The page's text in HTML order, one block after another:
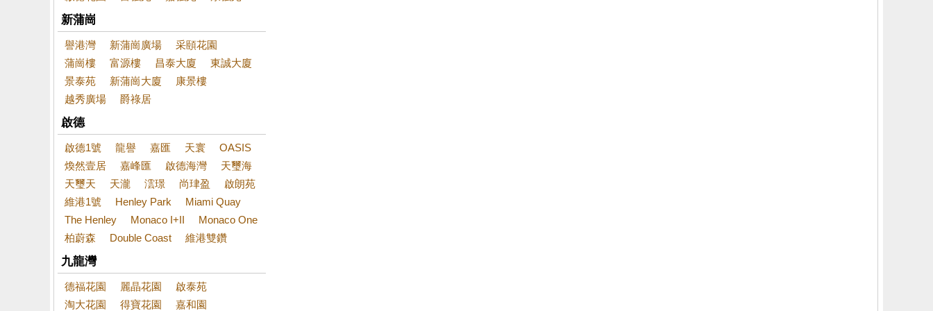
新蒲崗
譽港灣 新蒲崗廣場
采頤花園
蒲崗樓
富源樓 昌泰大廈
東誠大廈
景泰苑
新蒲崗大廈
康景樓
越秀廣場
爵祿居
啟德
啟德1號 龍譽 嘉匯 天寰
OASIS
煥然壹居
嘉峰匯 啟德海灣
天璽海
天璽天
天瀧 澐璟 尚珒盈
啟朗苑
維港1號
Henley Park
Miami Quay
The Henley
Monaco I+II
Monaco One
柏蔚森
Double Coast 維港雙鑽
九龍灣
德福花園 麗晶花園
啟泰苑
淘大花園
得寶花園 嘉和園